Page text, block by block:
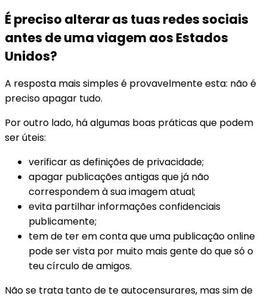
É preciso alterar as tuas redes sociais
antes de uma viagem aos Estados
Unidos?
A resposta mais simples é provavelmente esta: não é
preciso apagar tudo.
Por outro lado, há algumas boas práticas que podem
ser úteis:
verificar as definições de privacidade;
apagar publicações antigas que já não
correspondem à sua imagem atual;
evita partilhar informações confidenciais
publicamente;
tem de ter em conta que uma publicação online
pode ser vista por muito mais gente do que só o
teu círculo de amigos.
Não se trata tanto de te autocensurares, mas sim de